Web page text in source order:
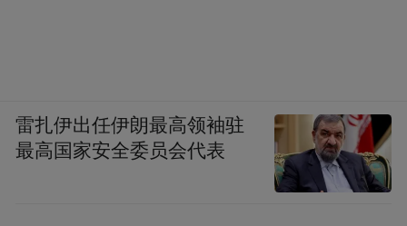
雷扎伊出任伊朗最高领袖驻
最高国家安全委员会代表